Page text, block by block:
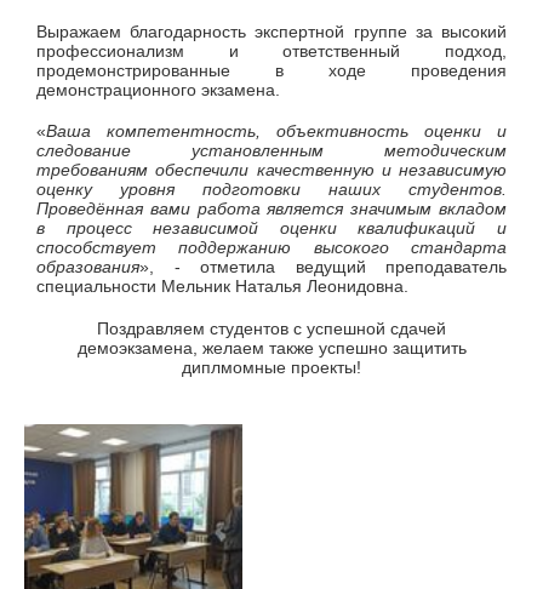
Выражаем благодарность экспертной группе за высокий
профессионализм и ответственный подход,
продемонстрированные в ходе проведения
демонстрационного экзамена.
«Ваша компетентность, объективность оценки и
следование установленным методическим
требованиям обеспечили качественную и независимую
оценку уровня подготовки наших студентов.
Проведённая вами работа является значимым вкладом
в процесс независимой оценки квалификаций и
способствует поддержанию высокого стандарта
образования», - отметила ведущий преподаватель
специальности Мельник Наталья Леонидовна.
Поздравляем студентов с успешной сдачей
демоэкзамена, желаем также успешно защитить
диплмомные проекты!